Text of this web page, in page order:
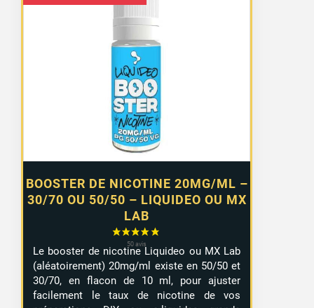
BOOSTER DE NICOTINE 20MG/ML –
30/70 OU 50/50 – LIQUIDEO OU MX
LAB
de
prix :
0,99 €
à
7,99 €
Le booster de nicotine Liquideo ou MX Lab
(aléatoirement) 20mg/ml existe en 50/50 et
30/70, en flacon de 10 ml, pour ajuster
facilement le taux de nicotine de vos